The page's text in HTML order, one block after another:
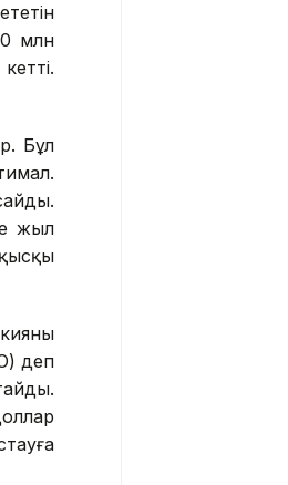
млн
Бұл
жыл
деп